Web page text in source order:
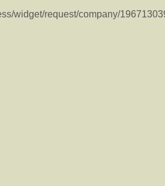
widget/request/company/